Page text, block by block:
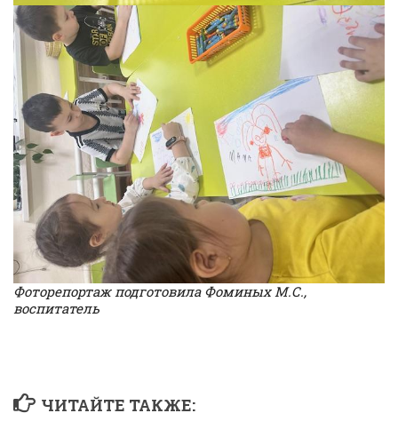
Фоторепортаж подготовила Фоминых М.С.,
воспитатель
ЧИТАЙТЕ ТАКЖЕ: